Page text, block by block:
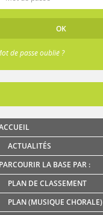
de passe oublié ?
ACTUALITÉS
PARCOURIR LA BASE PAR :
PLAN DE CLASSEMENT
PLAN (MUSIQUE CHORALE)